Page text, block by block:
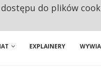
EXPLAINERY
do plików